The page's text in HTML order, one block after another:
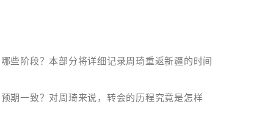
些阶段？本部分将详细记录周琦重返新疆的时间
期一致？对周琦来说，转会的历程究竟是怎样